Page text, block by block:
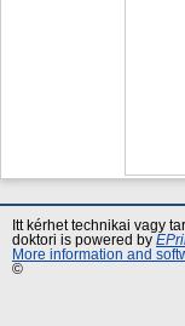
Itt kérhet technikai vagy
doktori is powered by
More information and
©